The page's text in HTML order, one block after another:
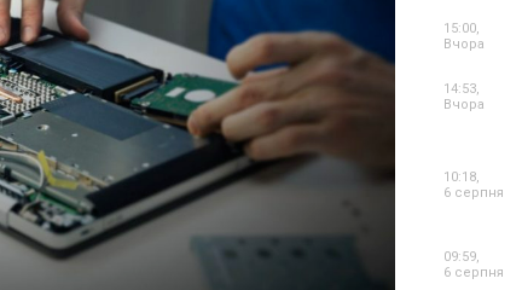
15:00,
Вчора
14:53,
Вчора
10:18,
6 серпня
09:59,
6 серпня